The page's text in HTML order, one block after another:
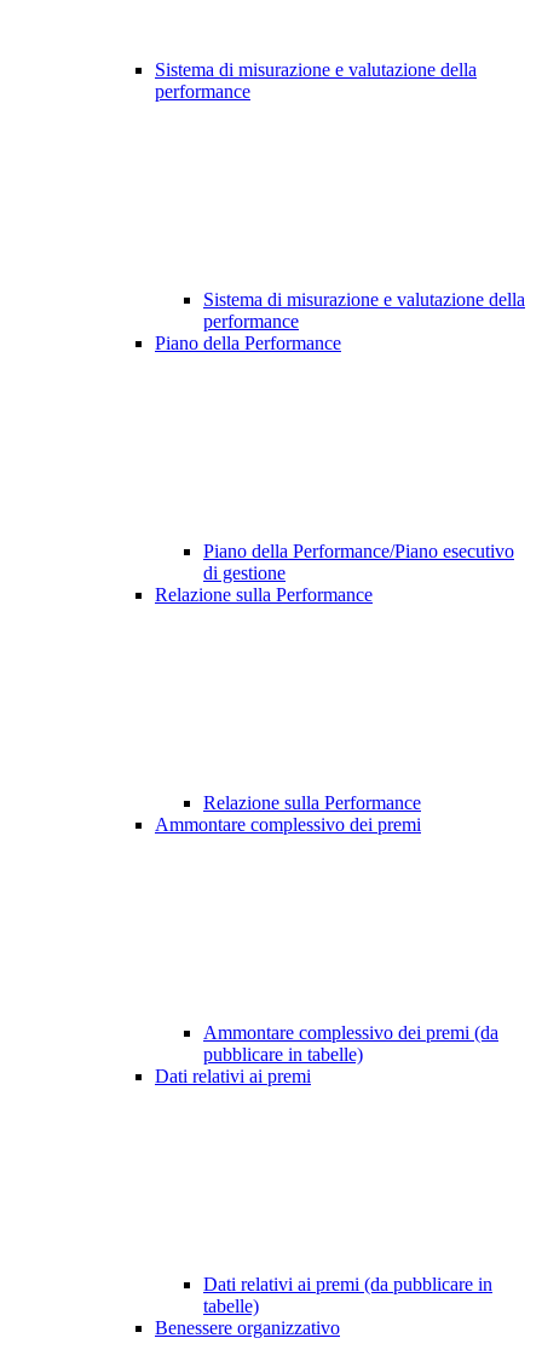
Sistema di misurazione e valutazione della
performance
Sistema di misurazione e valutazione della
performance
Piano della Performance
Piano della Performance/Piano esecutivo
di gestione
Relazione sulla Performance
Relazione sulla Performance
Ammontare complessivo dei premi
Ammontare complessivo dei premi (da
pubblicare in tabelle)
Dati relativi ai premi
Dati relativi ai premi (da pubblicare in
tabelle)
Benessere organizzativo